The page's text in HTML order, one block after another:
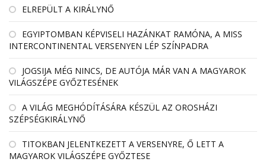
ELREPÜLT A KIRÁLYNŐ
EGYIPTOMBAN KÉPVISELI HAZÁNKAT RAMÓNA, A MISS
INTERCONTINENTAL VERSENYEN LÉP SZÍNPADRA
JOGSIJA MÉG NINCS, DE AUTÓJA MÁR VAN A MAGYAROK
VILÁGSZÉPE GYŐZTESÉNEK
A VILÁG MEGHÓDÍTÁSÁRA KÉSZÜL AZ OROSHÁZI
SZÉPSÉGKIRÁLYNŐ
TITOKBAN JELENTKEZETT A VERSENYRE, Ő LETT A
MAGYAROK VILÁGSZÉPE GYŐZTESE